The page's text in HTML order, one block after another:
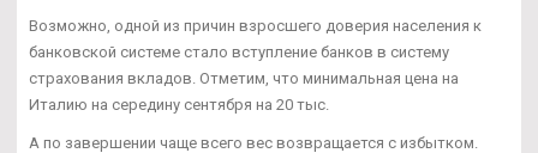
Возможно, одной из причин взросшего доверия населения к
банковской системе стало вступление банков в систему
страхования вкладов. Отметим, что минимальная цена на
Италию на середину сентября на 20 тыс.
А по завершении чаще всего вес возвращается с избытком.